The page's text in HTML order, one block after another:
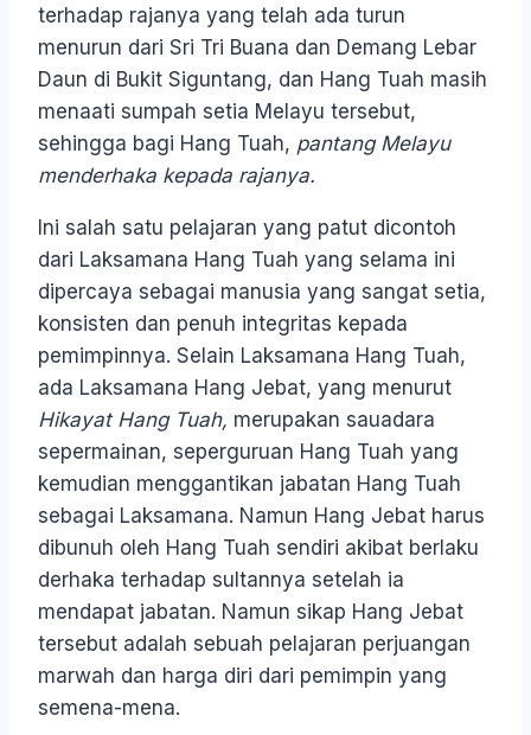
terhadap rajanya yang telah ada turun
menurun dari Sri Tri Buana dan Demang Lebar
Daun di Bukit Siguntang, dan Hang Tuah masih
menaati sumpah setia Melayu tersebut,
sehingga bagi Hang Tuah, pantang Melayu
menderhaka kepada rajanya.
Ini salah satu pelajaran yang patut dicontoh
dari Laksamana Hang Tuah yang selama ini
dipercaya sebagai manusia yang sangat setia,
konsisten dan penuh integritas kepada
pemimpinnya. Selain Laksamana Hang Tuah,
ada Laksamana Hang Jebat, yang menurut
Hikayat Hang Tuah, merupakan sauadara
sepermainan, seperguruan Hang Tuah yang
kemudian menggantikan jabatan Hang Tuah
sebagai Laksamana. Namun Hang Jebat harus
dibunuh oleh Hang Tuah sendiri akibat berlaku
derhaka terhadap sultannya setelah ia
mendapat jabatan. Namun sikap Hang Jebat
tersebut adalah sebuah pelajaran perjuangan
marwah dan harga diri dari pemimpin yang
semena-mena.